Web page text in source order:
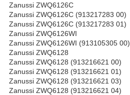
Zanussi ZWQ6126C
Zanussi ZWQ6126C (913217283 00)
Zanussi ZWQ6126C (913217283 01)
Zanussi ZWQ6126WI
Zanussi ZWQ6126WI (913105305 00)
Zanussi ZWQ6128
Zanussi ZWQ6128 (913216621 00)
Zanussi ZWQ6128 (913216621 01)
Zanussi ZWQ6128 (913216621 03)
Zanussi ZWQ6128 (913216621 04)